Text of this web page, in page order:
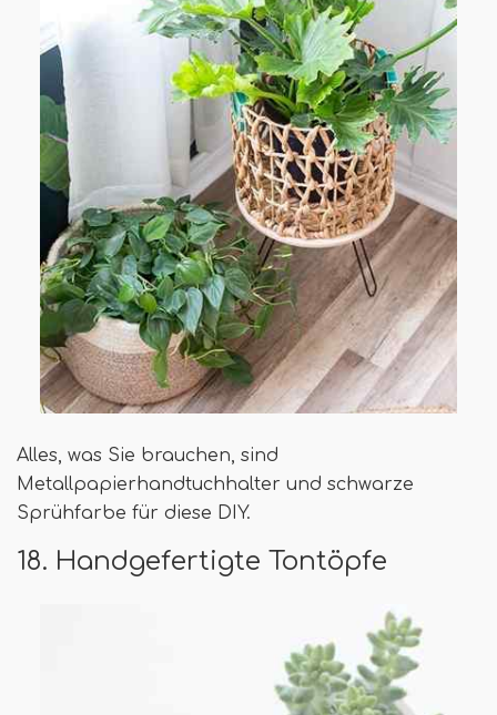
Alles, was Sie brauchen, sind
Metallpapierhandtuchhalter und schwarze
Sprühfarbe für diese DIY.
18. Handgefertigte Tontöpfe